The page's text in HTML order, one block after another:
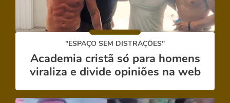
"ESPAÇO SEM DISTRAÇÕES"
Academia cristã só para homens
viraliza e divide opiniões na web